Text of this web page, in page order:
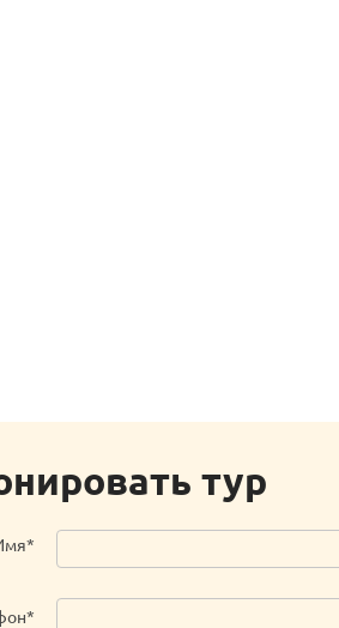
тур